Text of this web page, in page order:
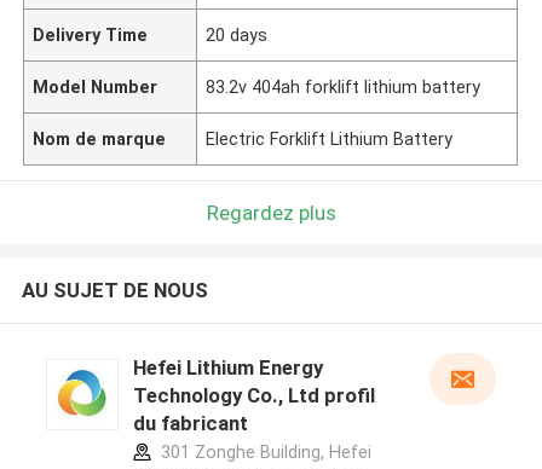
Delivery Time 20 days
Model Number 83.2v 404ah forklift lithium battery
Nom de marque Electric Forklift Lithium Battery
Regardez plus
AU SUJET DE NOUS
Hefei Lithium Energy
Technology Co., Ltd profil
du fabricant
301 Zonghe Building, Hefei